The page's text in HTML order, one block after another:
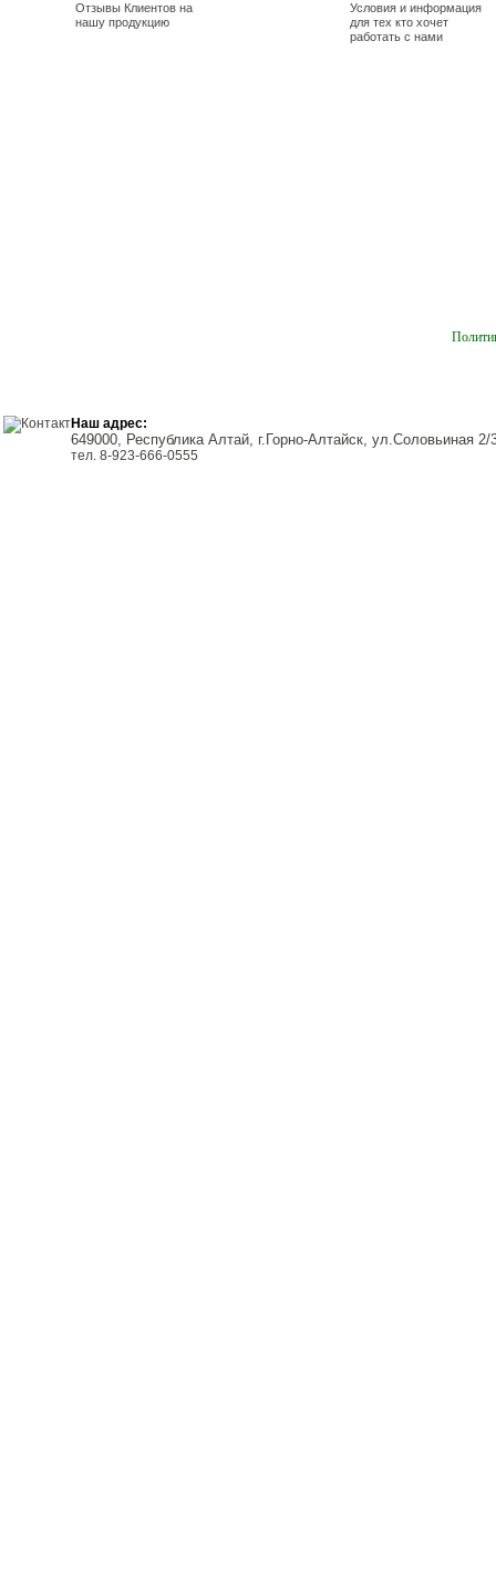
Отзывы Клиентов на
нашу продукцию
Условия и информация
для тех кто хочет
работать с нами
Наш адрес:
649000, Республика Алтай, г.Горно-Алтайск, ул.Соловьиная 2/
тел. 8-923-666-0555